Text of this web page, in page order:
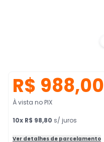
R$ 988,00
À vista no PIX
10x R$ 98,80 s/ juros
Ver detalhes de parcelamento